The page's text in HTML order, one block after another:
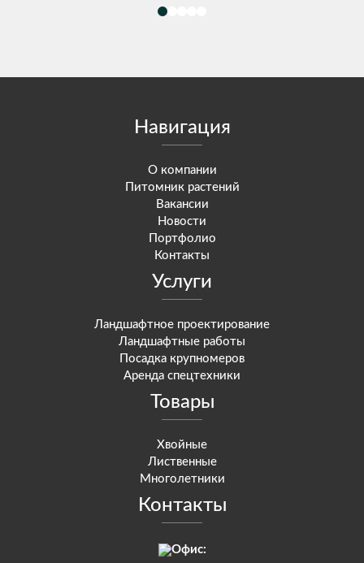
Навигация
О компании
Питомник растений
Вакансии
Новости
Портфолио
Контакты
Услуги
Ландшафтное проектирование
Ландшафтные работы
Посадка крупномеров
Аренда спецтехники
Товары
Хвойные
Лиственные
Многолетники
Контакты
Офис: